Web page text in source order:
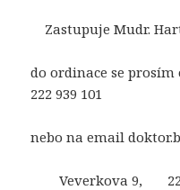
Zastupuje Mudr.
do ordinace se
222 939 101
nebo na email
Veverkova 9, 222